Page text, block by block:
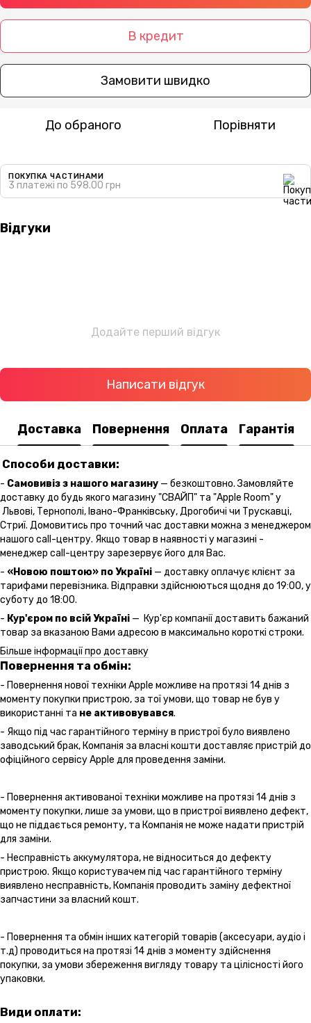
В кредит
Замовити швидко
До обраного Порівняти
ПОКУПКА ЧАСТИНАМИ
3 платежі по 598.00 грн
Відгуки
Додайте перший відгук
Написати відгук
Доставка Повернення Оплата Гарантія
Способи доставки:
- Самовивіз з нашого магазину — безкоштовно. Замовляйте
доставку до будь якого магазину "СВАЙП" та "Apple Room" у
Львові, Тернополі, Івано-Франківську, Дрогобичі чи Трускавці,
Стриї. Домовитись про точний час доставки можна з менеджером
нашого call-центру. Якщо товар в наявності у магазині -
менеджер call-центру зарезервує його для Вас.
- «Новою поштою» по Україні — доставку оплачує клієнт за
тарифами перевізника. Відправки здійснюються щодня до 19:00, у
суботу до 18:00.
- Кур'єром по всій Україні — Кур'єр компанії доставить бажаний
товар за вказаною Вами адресою в максимально короткі строки.
Більше інформації про доставку
Повернення та обмін:
- Повернення нової техніки Apple можливе на протязі 14 днів з
моменту покупки пристрою, за тої умови, що товар не був у
використанні та не активовувався.
- Якщо під час гарантійного терміну в пристрої було виявлено
заводський брак, Компанія за власні кошти доставляє пристрій до
офіційного сервісу Apple для проведення заміни.
- Повернення активованої техніки можливе на протязі 14 днів з
моменту покупки, лише за умови, що в пристрої виявлено дефект,
що не піддається ремонту, та Компанія не може надати пристрій
для заміни.
- Несправність аккумулятора, не відноситься до дефекту
пристрою. Якщо користувачем під час гарантійного терміну
виявлено несправність, Компанія проводить заміну дефектної
запчастини за власний кошт.
- Повернення та обмін інших категорій товарів (аксесуари, аудіо і
т.д) проводиться на протязі 14 днів з моменту здійснення
покупки, за умови збереження вигляду товару та цілісності його
упаковки.
Види оплати: